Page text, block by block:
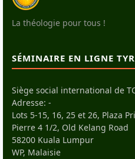
La théologie pour tous !
SÉMINAIRE EN LIGNE
Siège social international de
Adresse: -
Lots 5-15, 16, 25 et 26, Plaza
Pierre 4 1/2, Old Kelang Road
58200 Kuala Lumpur
WP, Malaisie